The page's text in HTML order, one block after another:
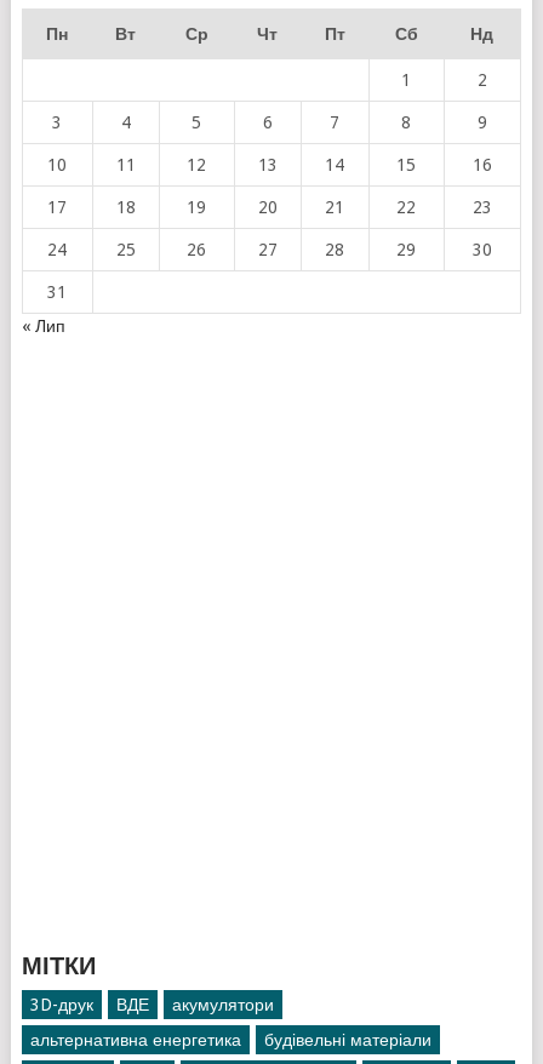
Пн Вт Ср Чт Пт Сб Нд
1 2
3 4 5 6 7 8 9
10 11 12 13 14 15 16
17 18 19 20 21 22 23
24 25 26 27 28 29 30
31
« Лип
МІТКИ
3D-друк ВДЕ
акумулятори
альтернативна енергетика
будівельні матеріали